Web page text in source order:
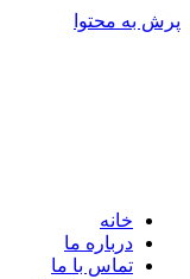
به محتوا
خانه
درباره ما
تماس با ما